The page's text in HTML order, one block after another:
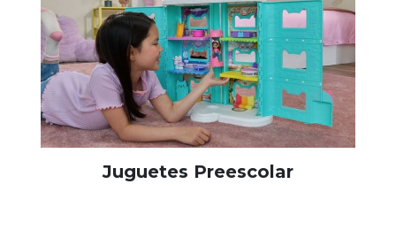
Juguetes Preescolar